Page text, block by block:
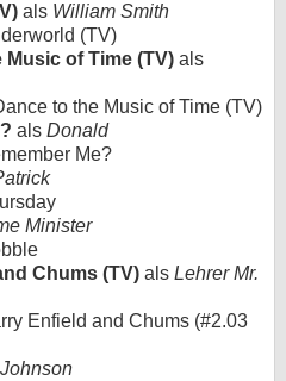
als William Smith
(TV)
Music of Time (TV) als
to the Music of Time (TV)
als Donald
Me?
Minister
Chums (TV) als Lehrer Mr.
Enfield and Chums (#2.03